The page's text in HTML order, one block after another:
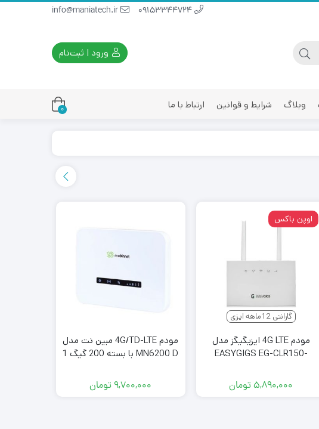
ورود | ثبت‌نام
وبلاگ شرایط و قوانین ارتباط با ما 0
گارانتی 12ماهه ایزی
اوپن باکس
مودم 4G LTE ایزیگیگز مدل
EASYGIGS EG-CLR150-
۵,۸۹۰,۰۰۰تومان
مودم 4G/TD-LTE مبین نت مدل
MN6200 D با بسته 200 گیگ 1
۹,۷۰۰,۰۰۰تومان